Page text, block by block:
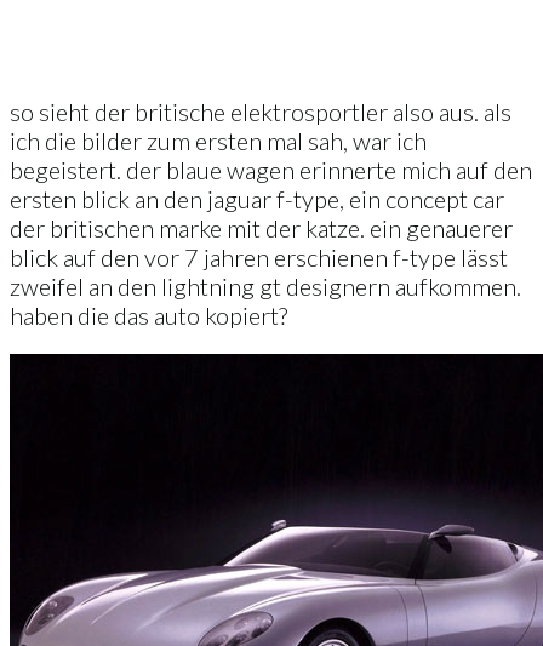
so sieht der britische elektrosportler also aus. als
ich die bilder zum ersten mal sah, war ich
begeistert. der blaue wagen erinnerte mich auf den
ersten blick an den jaguar f-type, ein concept car
der britischen marke mit der katze. ein genauerer
blick auf den vor 7 jahren erschienen f-type lässt
zweifel an den lightning gt designern aufkommen.
haben die das auto kopiert?